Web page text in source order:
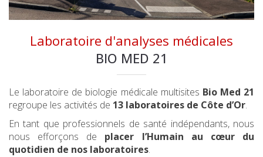
Laboratoire d'analyses médicales
BIO MED 21
Le laboratoire de biologie médicale multisites Bio Med 21
regroupe les activités de 13 laboratoires de Côte d’Or.
En tant que professionnels de santé indépendants, nous
nous efforçons de placer l’Humain au cœur du
quotidien de nos laboratoires.